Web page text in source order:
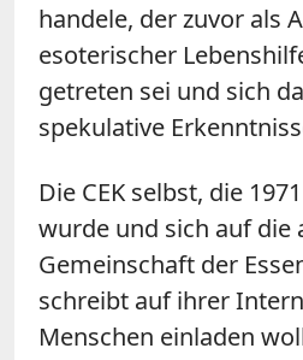
handele, der zuvor als
esoterischer
getreten sei und sich
spekulative
Die CEK selbst, die
wurde und sich auf die
Gemeinschaft der
schreibt auf ihrer
Menschen einladen